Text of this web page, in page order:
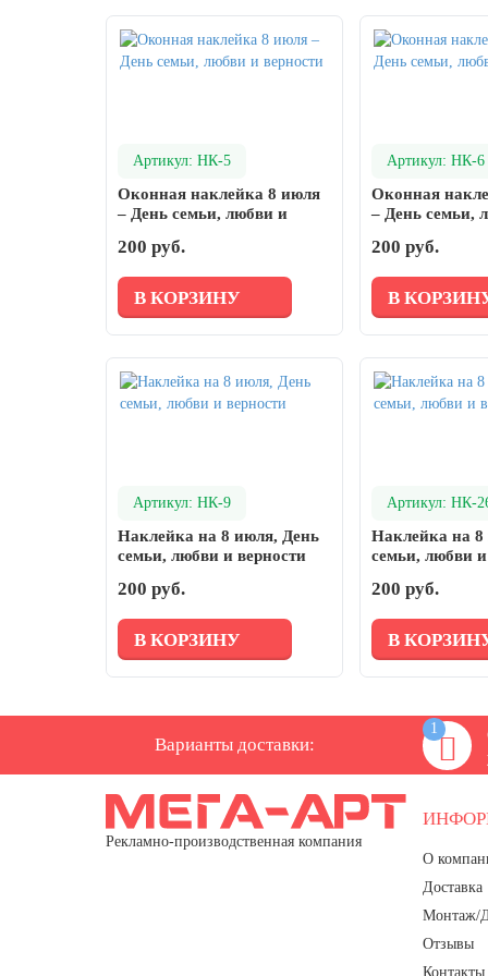
27 марта, День театра
День геолога (первое воскресенье
апреля)
Светлая Пасха
12 апреля, День космонавтики
18 апреля, Дни исторического и
культурного наследия
1 мая, праздник Весны и Труда
6 мая, День герба и флага города
1 июня, День защиты детей
8 июня, День социального работника
12 июня, День России
День медицинского работника
29 июня, День партизан и
подпольщиков
Артикул: НК-5
Оконная наклейка 8 июля
– День семьи, любви и
200 руб.
В КОРЗИНУ
Артикул: НК-6
Оконная
– День семьи,
200 руб.
В
Артикул: НК-9
Наклейка на 8 июля, День
семьи, любви и верности
200 руб.
В КОРЗИНУ
Артикул: НК-
Наклейка на
семьи, любви и
200 руб.
В
Варианты доставки:
1
Рекламно-производственная компания
О
Доставка
Монтаж/
Отзывы
Контакты